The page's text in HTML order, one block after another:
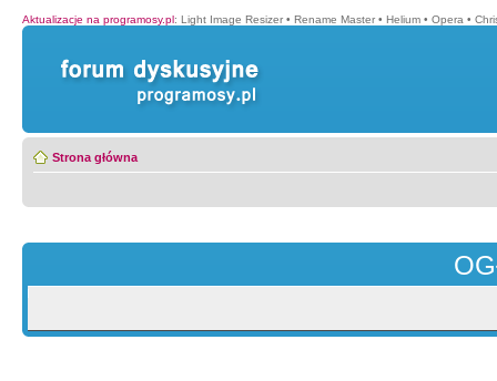
Aktualizacje na programosy.pl: Light Image Resizer • Rename Master • Helium • Opera •
Strona główna